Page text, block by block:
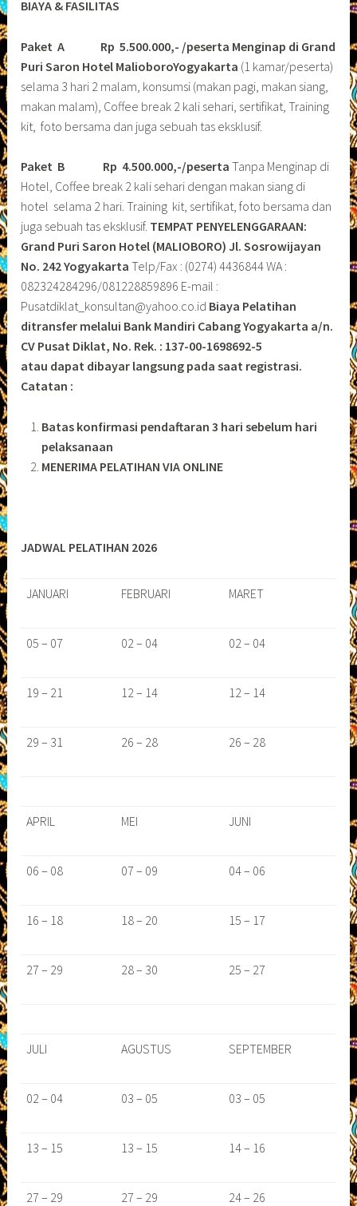
BIAYA & FASILITAS
Paket A Rp 5.500.000,- /peserta Menginap di Grand
Puri Saron Hotel MalioboroYogyakarta (1 kamar/peserta)
selama 3 hari 2 malam, konsumsi (makan pagi, makan siang,
makan malam), Coffee break 2 kali sehari, sertifikat, Training
kit, foto bersama dan juga sebuah tas eksklusif.
Paket B Rp 4.500.000,-/pesertaTanpa Menginap di
Hotel, Coffee break 2 kali sehari dengan makan siang di
hotel selama 2 hari. Training kit, sertifikat, foto bersama dan
juga sebuah tas eksklusif. TEMPAT PENYELENGGARAAN:
Grand Puri Saron Hotel (MALIOBORO) Jl. Sosrowijayan
No. 242 Yogyakarta Telp/Fax : (0274) 4436844 WA :
082324284296/081228859896 E-mail :
Pusatdiklat_konsultan@yahoo.co.id Biaya Pelatihan
ditransfer melalui Bank Mandiri Cabang Yogyakarta a/n.
CV Pusat Diklat, No. Rek. : 137-00-1698692-5
atau dapat dibayar langsung pada saat registrasi.
Catatan :
Batas konfirmasi pendaftaran 3 hari sebelum hari
pelaksanaan
MENERIMA PELATIHAN VIA ONLINE
JADWAL PELATIHAN 2026
JANUARI FEBRUARI MARET
05 – 07 02 – 04 02 – 04
19 – 21 12 – 14 12 – 14
29 – 31 26 – 28 26 – 28
APRIL MEI JUNI
06 – 08 07 – 09 04 – 06
16 – 18 18 – 20 15 – 17
27 – 29 28 – 30 25 – 27
JULI AGUSTUS SEPTEMBER
02 – 04 03 – 05 03 – 05
13 – 15 13 – 15 14 – 16
27 – 29 27 – 29 24 – 26